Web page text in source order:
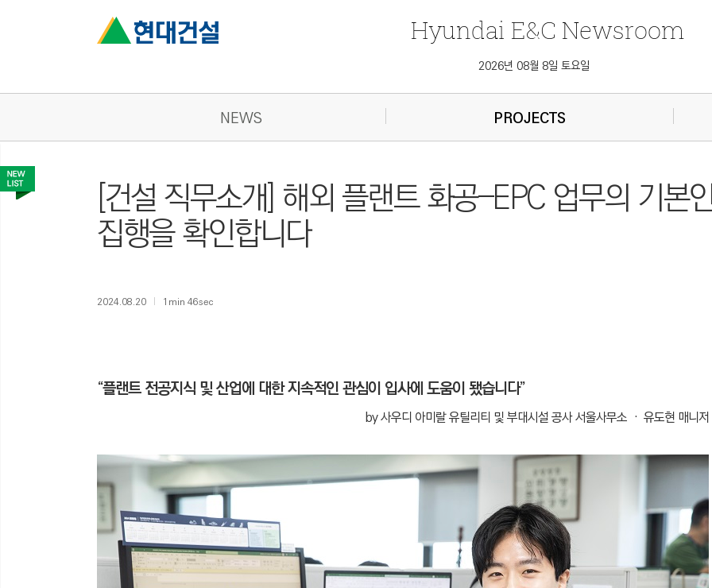
Hyundai E&C Newsroom
2026년 08월 8일 토요일
NEWS PROJECTS
[건설 직무소개] 해외 플랜트 화공–EPC 업무의 기본
집행을 확인합니다
2024.08.20 1min 46sec
“플랜트 전공지식 및 산업에 대한 지속적인 관심이 입사에 도움이 됐습니다”
by 사우디 아미랄 유틸리티 및 부대시설 공사 서울사무소 ‧ 유도현 매니저